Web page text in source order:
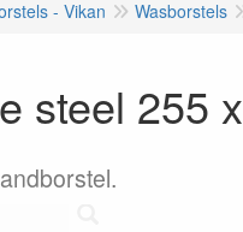
- Vikan Wasborstels
steel 255